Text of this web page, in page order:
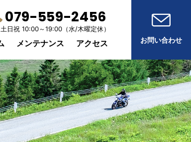
079-559-2456
土日祝 10:00～19:00（水/木曜定休）
メンテナンス アクセス お問い合わせ